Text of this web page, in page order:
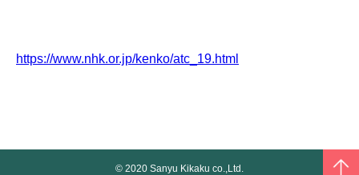
https://www.nhk.or.jp/kenko/atc_19.html
© 2020 Sanyu Kikaku co.,Ltd.